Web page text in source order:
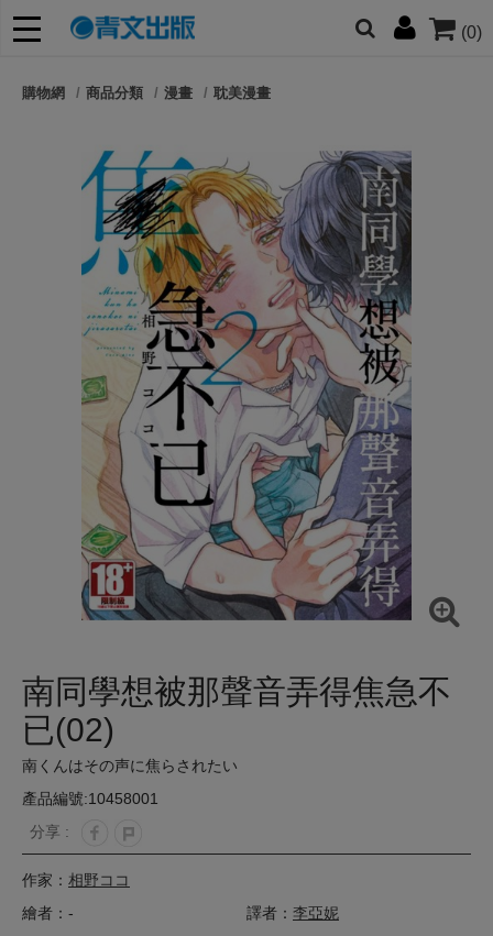
(0)
朋友們，提高警覺！
購物網 商品分類 漫畫 耽美漫畫
南同學想被那聲音弄得焦急不
已(02)
南くんはその声に焦らされたい
產品編號:10458001
分享 :
作家： 相野ココ
繪者：-
譯者： 李亞妮